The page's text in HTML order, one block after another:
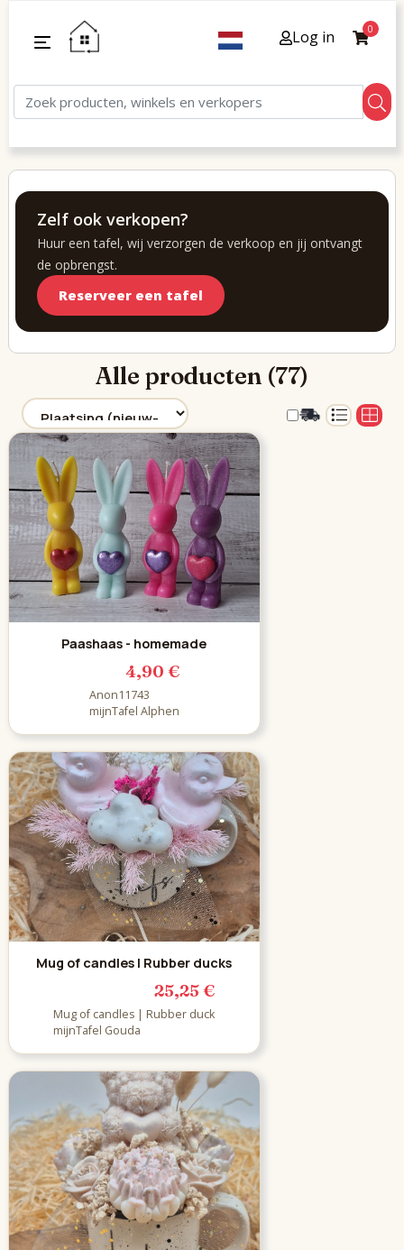
Log in 0
Zelf ook verkopen?
Huur een tafel, wij verzorgen de verkoop en jij ontvangt
de opbrengst.
Reserveer een tafel
Alle producten (77)
Paashaas - homemade
4,90 €
Anon11743
mijnTafel Alphen
Mug of candles | Rubber ducks
25,25 €
Mug of candles | Rubber duck
mijnTafel Gouda